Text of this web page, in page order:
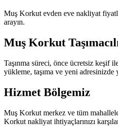
Muş Korkut evden eve nakliyat
arayın.
Muş Korkut
Taşınma süreci, önce ücretsiz keşif
yükleme, taşıma ve yeni
Hizmet Bölgemiz
Muş Korkut merkez ve tüm
Korkut nakliyat ihtiyaçlarınızı